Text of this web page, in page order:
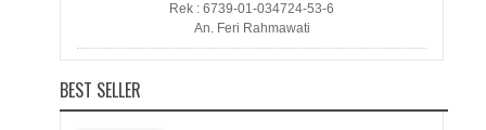
Rek : 6739-01-034724-53-6
An. Feri Rahmawati
BEST SELLER